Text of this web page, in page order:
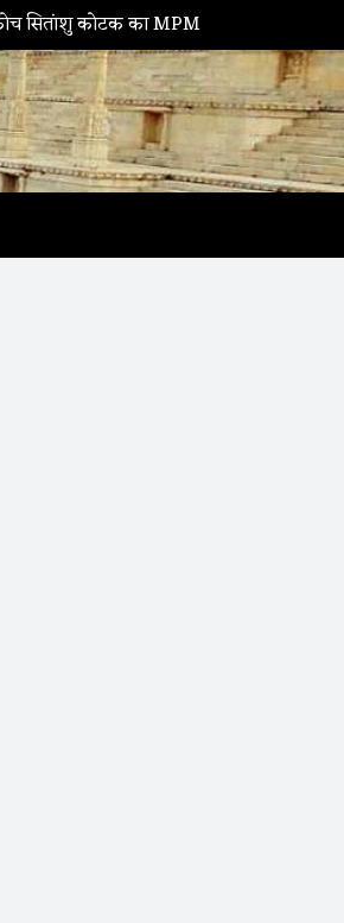
कोटक का MPMSC दौरा, युवा क्रिकेटरों को